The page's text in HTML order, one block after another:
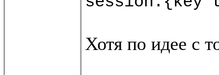
Хотя по идее с